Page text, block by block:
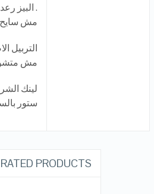
. البيز
مش سايح
التربيل
مش
لينك
ستور
PRODUCTS